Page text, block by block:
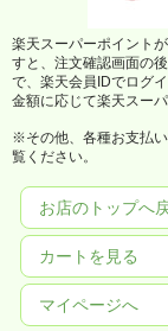
楽天スーパーポイント
すと、注文確認画面の
で、楽天会員IDでログ
金額に応じて楽天スー
※その他、各種お支払
覧ください。
お店のトップへ
カートを見る
マイページへ